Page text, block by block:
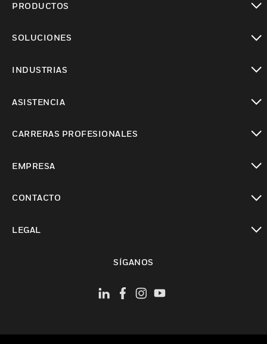
PRODUCTOS
SOLUCIONES
INDUSTRIAS
ASISTENCIA
CARRERAS PROFESIONALES
EMPRESA
CONTACTO
LEGAL
SÍGANOS